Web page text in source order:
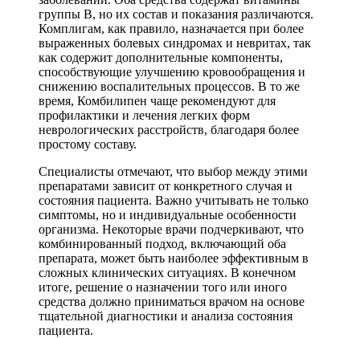
группы B, но их состав и показания различаются.
Комплигам, как правило, назначается при более
выраженных болевых синдромах и невритах, так
как содержит дополнительные компоненты,
способствующие улучшению кровообращения и
снижению воспалительных процессов. В то же
время, Комбилипен чаще рекомендуют для
профилактики и лечения легких форм
неврологических расстройств, благодаря более
простому составу.
Специалисты отмечают, что выбор между этими
препаратами зависит от конкретного случая и
состояния пациента. Важно учитывать не только
симптомы, но и индивидуальные особенности
организма. Некоторые врачи подчеркивают, что
комбинированный подход, включающий оба
препарата, может быть наиболее эффективным в
сложных клинических ситуациях. В конечном
итоге, решение о назначении того или иного
средства должно приниматься врачом на основе
тщательной диагностики и анализа состояния
пациента.